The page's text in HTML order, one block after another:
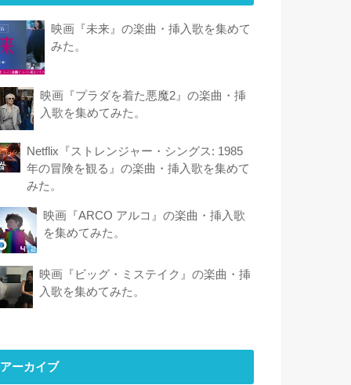
映画『未来』の楽曲・挿入歌を集めて
みた。
映画『プラダを着た悪魔2』の楽曲・挿
入歌を集めてみた。
Netflix『ストレンジャー・シングス: 1985
年の冒険 を観 る』の楽曲・挿入歌を集めて
みた。
映画『ARCO アルコ』の楽曲・挿入歌
を集めてみた。
映画『ビッグ・ミステイク』の楽曲・挿
入歌を集めてみた。
アーカイブ